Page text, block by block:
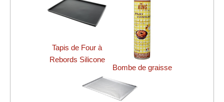
Tapis de Four à
Rebords Silicone
Bombe de graisse